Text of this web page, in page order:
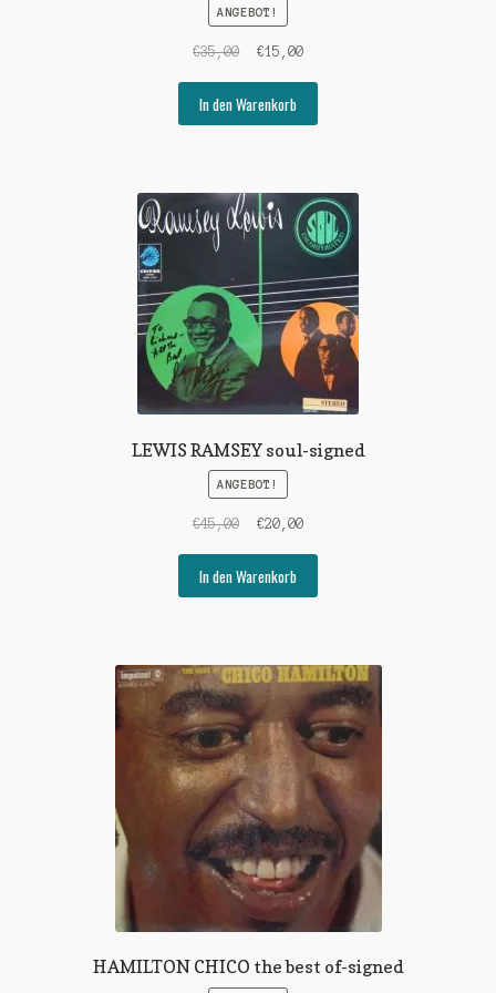
ANGEBOT!
€35,00
Ursprünglicher
war:
€35,00
€15,00Aktueller
€15,00.
In den Warenkorb
LEWIS RAMSEY soul-signed
ANGEBOT!
€45,00
Ursprünglicher
war:
€45,00
€20,00Aktueller
€20,00.
In den Warenkorb
HAMILTON CHICO the best of-signed